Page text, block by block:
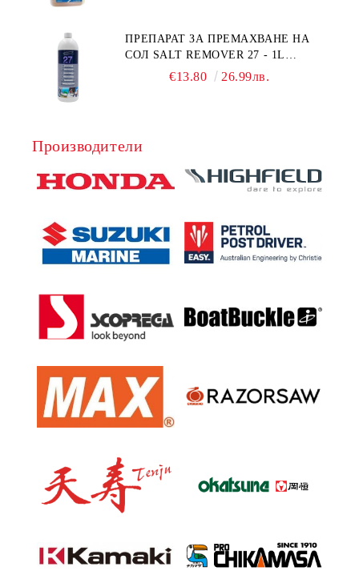
ПРЕПАРАТ ЗА ПРЕМАХВАНЕ НА
СОЛ SALT REMOVER 27 - 1L
NAUTIC CLEAN
€13.80 26.99лв.
Производители